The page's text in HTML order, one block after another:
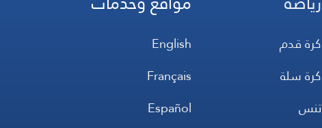
كرة قدم
كرة سلة
تنس
English
Français
Español